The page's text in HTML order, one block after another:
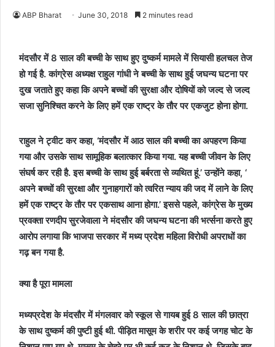
ABP Bharat June 30, 2018 2 minutes read
मंदसौर में 8 साल की बच्ची के साथ हुए दुष्कर्म मामले में सियासी हलचल तेज
हो गई है. कांग्रेस अध्यक्ष राहुल गांधी ने बच्ची के साथ हुई जघन्य घटना पर
दुख जताते हुए कहा कि अपने बच्चों की सुरक्षा और दोषियों को जल्द से जल्द
सजा सुनिश्चित करने के लिए हमें एक राष्ट्र के तौर पर एकजुट होना होगा.
राहुल ने ट्वीट कर कहा, ‘मंदसौर में आठ साल की बच्ची का अपहरण किया
गया और उसके साथ सामूहिक बलात्कार किया गया. यह बच्ची जीवन के लिए
संघर्ष कर रही है. इस बच्ची के साथ हुई बर्बरता से व्यथित हूं.’ उन्होंने कहा, ‘
अपने बच्चों की सुरक्षा और गुनाहगारों को त्वरित न्याय की जद में लाने के लिए
हमें एक राष्ट्र के तौर पर एकसाथ आना होगा.’ इससे पहले, कांग्रेस के मुख्य
प्रवक्ता रणदीप सुरजेवाला ने मंदसौर की जघन्य घटना की भर्त्सना करते हुए
आरोप लगाया कि भाजपा सरकार में मध्य प्रदेश महिला विरोधी अपराधों का
गढ़ बन गया है.
क्या है पूरा मामला
मध्यप्रदेश के मंदसौर में मंगलवार को स्कूल से गायब हुई 8 साल की छात्रा
के साथ दुष्कर्म की पुष्टी हुई थी. पीड़ित मासूम के शरीर पर कई जगह चोट के